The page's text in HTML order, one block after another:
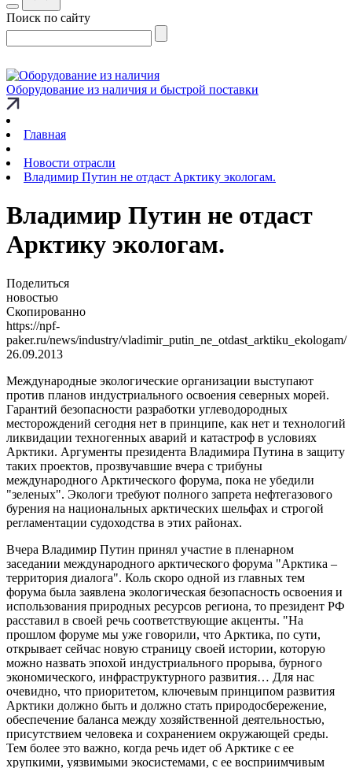
Поиск по сайту
Оборудование из наличия и быстрой поставки
Главная
Новости отрасли
Владимир Путин не отдаст Арктику экологам.
Владимир Путин не отдаст
Арктику экологам.
Поделиться
новостью
Скопированно
https://npf-
paker.ru/news/industry/vladimir_putin_ne_otdast_arktiku_ekologam/
26.09.2013
Международные экологические организации выступают
против планов индустриального освоения северных морей.
Гарантий безопасности разработки углеводородных
месторождений сегодня нет в принципе, как нет и технологий
ликвидации техногенных аварий и катастроф в условиях
Арктики. Аргументы президента Владимира Путина в защиту
таких проектов, прозвучавшие вчера с трибуны
международного Арктического форума, пока не убедили
"зеленых". Экологи требуют полного запрета нефтегазового
бурения на национальных арктических шельфах и строгой
регламентации судоходства в этих районах.
Вчера Владимир Путин принял участие в пленарном
заседании международного арктического форума "Арктика –
территория диалога". Коль скоро одной из главных тем
форума была заявлена экологическая безопасность освоения и
использования природных ресурсов региона, то президент РФ
расставил в своей речь соответствующие акценты. "На
прошлом форуме мы уже говорили, что Арктика, по сути,
открывает сейчас новую страницу своей истории, которую
можно назвать эпохой индустриального прорыва, бурного
экономического, инфраструктурного развития… Для нас
очевидно, что приоритетом, ключевым принципом развития
Арктики должно быть и должно стать природосбережение,
обеспечение баланса между хозяйственной деятельностью,
присутствием человека и сохранением окружающей среды.
Тем более это важно, когда речь идет об Арктике с ее
хрупкими, уязвимыми экосистемами, с ее восприимчивым